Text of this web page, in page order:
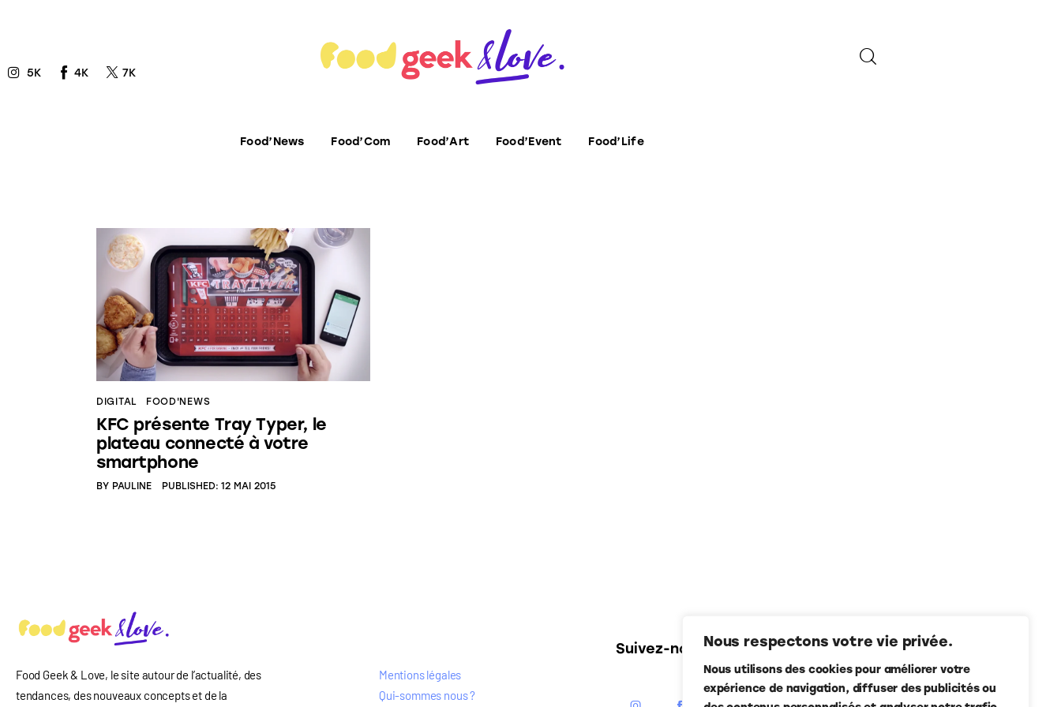
Nous respectons votre vie privée.
Nous utilisons des cookies pour améliorer votre
expérience de navigation, diffuser des publicités ou
5K 4K 7K
Food’News Food’Com Food’Art Food’Event Food’Life
DIGITAL FOOD'NEWS
KFC présente Tray Typer, le
plateau connecté à votre
smartphone
BY PAULINE PUBLISHED: 12 MAI 2015
Food Geek & Love, le site autour de l’actualité, des
tendances, des nouveaux concepts et de la
Mentions légales
Qui-sommes nous ?
Suivez-nous